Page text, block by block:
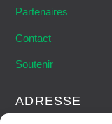
Partenaires
Contact
Soutenir
ADRESSE